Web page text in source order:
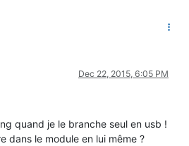
Dec 22, 2015, 6:05 PM
quand je le branche seul en usb !
dans le module en lui même ?